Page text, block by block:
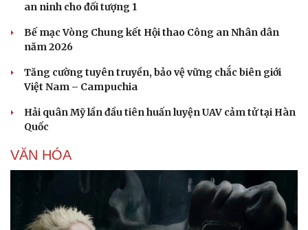
an ninh cho đối tượng 1
Bế mạc Vòng Chung kết Hội thao Công an Nhân dân
năm 2026
Tăng cường tuyên truyền, bảo vệ vững chắc biên giới
Việt Nam – Campuchia
Hải quân Mỹ lần đầu tiên huấn luyện UAV cảm tử tại Hàn
Quốc
VĂN HÓA